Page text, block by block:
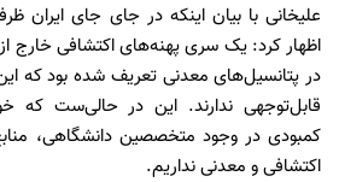
علیخانی با بیان اینکه در جای جای ایران
اظهار کرد: یک سری پهنه‌های اکتشافی خارج
در پتانسیل‌های معدنی تعریف شده بود که
قابل‌توجهی ندارند. این در حالی‌ست که
کمبودی در وجود متخصصین دانشگاهی،
اکتشافی و معدنی نداریم.